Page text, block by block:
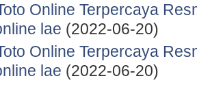
Online Terpercaya
lae (2022-06-20)
Online Terpercaya
lae (2022-06-20)